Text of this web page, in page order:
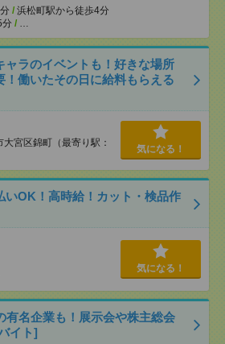
/ 浜松町駅から徒歩4分
分 / …
ャラのイベントも！好きな場所
働いたその日に給料もらえる
宮区錦町（最寄り駅：
気になる！
いOK！高時給！カット・検品作
気になる！
有名企業も！展示会や株主総会
イト]